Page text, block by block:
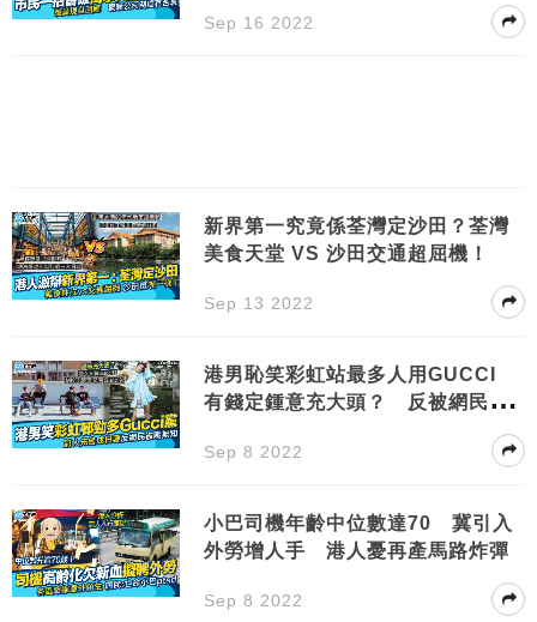
Sep 16 2022
新界第一究竟係荃灣定沙田？荃灣
美食天堂 VS 沙田交通超屈機！
Sep 13 2022
港男恥笑彩虹站最多人用GUCCI
有錢定鍾意充大頭？ 反被網民群
Sep 8 2022
小巴司機年齡中位數達70 冀引入
外勞增人手 港人憂再產馬路炸彈
Sep 8 2022